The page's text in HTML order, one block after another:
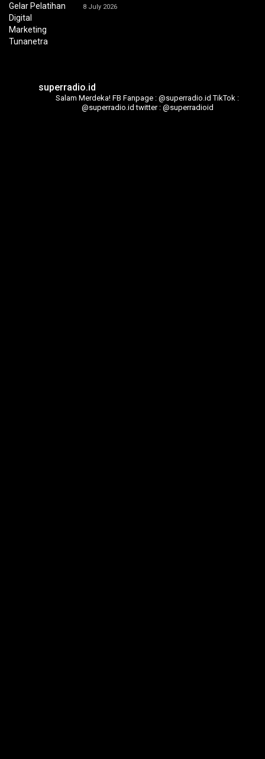
8 July 2026
superradio.id
Salam Merdeka! FB Fanpage : @superradio.id TikTok :
@superradio.id twitter : @superradioid